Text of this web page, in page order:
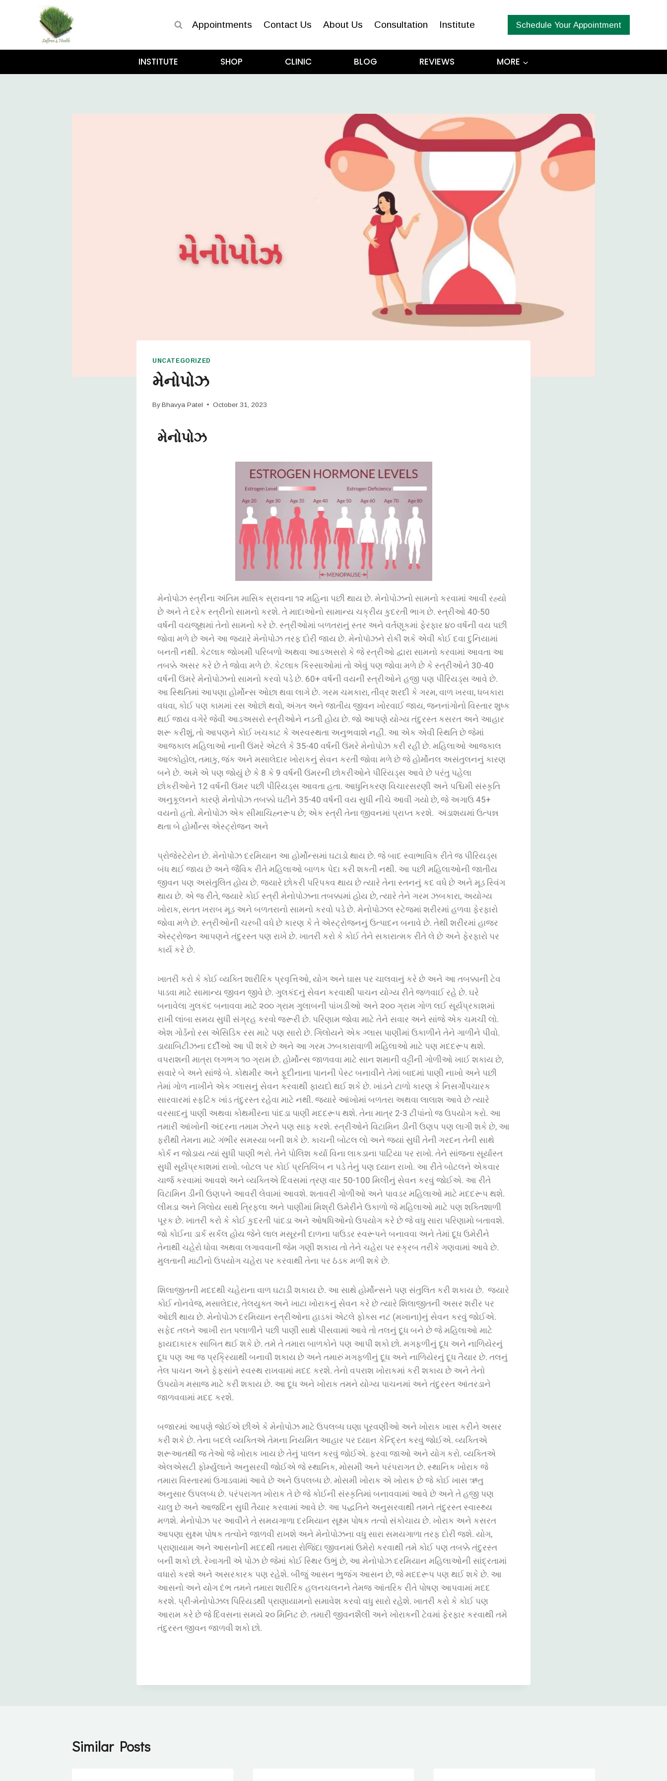
Appointments Contact Us About Us Consultation Institute Schedule Your Appointment
INSTITUTE SHOP CLINIC BLOG REVIEWS MORE
UNCATEGORIZED
મેનોપોઝ
By Bhavya Patel October 31, 2023
મેનોપોઝ
મેનોપોઝ સ્ત્રીના અંતિમ માસિક સ્રાવના ૧૨ મહિના પછી થાય છે. મેનોપોઝનો સામનો કરવામાં આવી રહ્યો
છે અને તે દરેક સ્ત્રીનો સામનો કરશે. તે માદાઓનો સામાન્ય ચક્રીય કુદરતી ભાગ છે. સ્ત્રીઓ 40-50
વર્ષની વયજૂથમાં તેનો સામનો કરે છે. સ્ત્રીઓમાં બળતરાનું સ્તર અને વર્તણૂકમાં ફેરફાર ૪૦ વર્ષની વય પછી
જોવા મળે છે અને આ જ્યારે મેનોપોઝ તરફ દોરી જાય છે. મેનોપૉઝને રોકી શકે એવી કોઈ દવા દુનિયામાં
બનતી નથી. કેટલાક જોખમી પરિબળો અથવા આડઅસરો કે જે સ્ત્રીઓ દ્વારા સામનો કરવામાં આવતા આ
તબક્કે અસર કરે છે તે જોવા મળે છે. કેટલાક કિસ્સાઓમાં તો એવું પણ જોવા મળે છે કે સ્ત્રીઓને 30-40
વર્ષની ઉંમરે મેનોપોઝનો સામનો કરવો પડે છે. 60+ વર્ષની વયની સ્ત્રીઓને હજી પણ પીરિયડ્સ આવે છે.
આ સ્થિતિમાં આપણા હોર્મોન્સ ઓછા થવા લાગે છે. ગરમ ચમકારા, તીવ્ર શરદી કે ગરમ, વાળ ખરવા, ધબકારા
વધવા, કોઈ પણ કામમાં રસ ઓછો થવો, અંગત અને જાતીય જીવન ખોરવાઈ જાય, જનનાંગોનો વિસ્તાર શુષ્ક
થઈ જાય વગેરે જેવી આડઅસરો સ્ત્રીઓને નડતી હોય છે. જો આપણે યોગ્ય તંદુરસ્ત કસરત અને આહાર
શરૂ કરીશું, તો આપણને કોઈ ખચકાટ કે અસ્વસ્થતા અનુભવાશે નહીં. આ એક એવી સ્થિતિ છે જેમાં
આજકાલ મહિલાઓ નાની ઉંમરે એટલે કે 35-40 વર્ષની ઉંમરે મેનોપોઝ કરી રહી છે. મહિલાઓ આજકાલ
આલ્કોહોલ, તમાકુ, જંક અને મસાલેદાર ખોરાકનું સેવન કરતી જોવા મળે છે જે હોર્મોનલ અસંતુલનનું કારણ
બને છે. અમે એ પણ જોયું છે કે 8 કે 9 વર્ષની ઉંમરની છોકરીઓને પીરિયડ્સ આવે છે પરંતુ પહેલા
છોકરીઓને 12 વર્ષની ઉંમર પછી પીરિયડ્સ આવતા હતા. આધુનિકરણ વિચારસરણી અને પશ્ચિમી સંસ્કૃતિ
અનુકૂલનને કારણે મેનોપોઝ તબક્કો ઘટીને 35-40 વર્ષની વય સુધી નીચે આવી ગયો છે, જે અગાઉ 45+
વયનો હતો. મેનોપોઝ એક સીમાચિહ્નરૂપ છે; એક સ્ત્રી તેના જીવનમાં પ્રાપ્ત કરશે. અંડાશયમાં ઉત્પન્ન
થતા બે હોર્મોન્સ એસ્ટ્રોજન અને
પ્રોજેસ્ટેરોન છે. મેનોપોઝ દરમિયાન આ હોર્મોન્સમાં ઘટાડો થાય છે. જે બાદ સ્વાભાવિક રીતે જ પીરિયડ્સ
બંધ થઈ જાય છે અને જૈવિક રીતે મહિલાઓ બાળક પેદા કરી શકતી નથી. આ પછી મહિલાઓની જાતીય
જીવન પણ અસંતુલિત હોય છે. જ્યારે છોકરી પરિપક્વ થાય છે ત્યારે તેના સ્તનનું કદ વધે છે અને મૂડ સ્વિંગ
થાય છે. એ જ રીતે, જ્યારે કોઈ સ્ત્રી મેનોપોઝના તબક્કામાં હોય છે, ત્યારે તેને ગરમ ઝબકારા, અયોગ્ય
ખોરાક, સતત ખરાબ મૂડ અને બળતરાનો સામનો કરવો પડે છે. મેનોપોઝલ સ્ટેજમાં શરીરમાં હળવા ફેરફારો
જોવા મળે છે. સ્ત્રીઓની ચરબી વધે છે કારણ કે તે એસ્ટ્રોજનનું ઉત્પાદન બનાવે છે. તેથી શરીરમાં હાજર
એસ્ટ્રોજન આપણને તંદુરસ્ત પણ રાખે છે. ખાતરી કરો કે કોઈ તેને સકારાત્મક રીતે લે છે અને ફેરફારો પર
કાર્ય કરે છે.
ખાતરી કરો કે કોઈ વ્યક્તિ શારીરિક પ્રવૃત્તિઓ, યોગ અને ઘાસ પર ચાલવાનું કરે છે અને આ તબક્કાની ટેવ
પાડવા માટે સામાન્ય જીવન જીવે છે. ગુલકંદનું સેવન કરવાથી પાચન યોગ્ય રીતે જળવાઈ રહે છે. ઘરે
બનાવેલા ગુલકંદ બનાવવા માટે ૨૦૦ ગ્રામ ગુલાબની પાંખડીઓ અને ૨૦૦ ગ્રામ ગોળ લઈ સૂર્યપ્રકાશમાં
રાખી લાંબા સમય સુધી સંગ્રહ કરવો જરૂરી છે. પરિણામ જોવા માટે તેને સવાર અને સાંજે એક ચમચી લો.
એશ ગોર્ડનો રસ એસિડિક રસ માટે પણ સારો છે. ગિલોયને એક ગ્લાસ પાણીમાં ઉકાળીને તેને ગાળીને પીવો.
ડાયાબિટીઝના દર્દીઓ આ પી શકે છે અને આ ગરમ ઝબકારાવાળી મહિલાઓ માટે પણ મદદરૂપ થશે.
વપરાશની માત્રા લગભગ ૧૦ ગ્રામ છે. હોર્મોન્સ જાળવવા માટે સાન શમાની વટ્ટીની ગોળીઓ ખાઈ શકાય છે,
સવારે બે અને સાંજે બે. કોથમીર અને ફૂદીનાના પાનની પેસ્ટ બનાવીને તેમાં બાદમાં પાણી નાખો અને પછી
તેમાં ગોળ નાખીને એક ગ્લાસનું સેવન કરવાથી ફાયદો થઈ શકે છે. ખાંડને ટાળો કારણ કે નિસર્ગોપચારક
સારવારમાં સ્ફટિક ખાંડ તંદુરસ્ત રહેવા માટે નથી. જ્યારે આંખોમાં બળતરા અથવા લાલાશ આવે છે ત્યારે
વરસાદનું પાણી અથવા કોથમીરના પાંદડા પાણી મદદરૂપ થશે. તેના માત્ર 2-3 ટીપાંનો જ ઉપયોગ કરો. આ
તમારી આંખોની અંદરના તમામ ઝેરને પણ સાફ કરશે. સ્ત્રીઓને વિટામિન ડીની ઉણપ પણ લાગી શકે છે, આ
ફરીથી તેમના માટે ગંભીર સમસ્યા બની શકે છે. કાચની બોટલ લો અને જ્યાં સુધી તેની ગરદન તેની સાથે
કોર્ક ન જોડાય ત્યાં સુધી પાણી ભરો. તેને પોલિશ કર્યા વિના લાકડાના પાટિયા પર રાખો. તેને સાંજના સૂર્યાસ્ત
સુધી સૂર્યપ્રકાશમાં રાખો. બોટલ પર કોઈ પ્રતિબિંબ ન પડે તેનું પણ ધ્યાન રાખો. આ રીતે બોટલને એકવાર
ચાર્જ કરવામાં આવશે અને વ્યક્તિએ દિવસમાં ત્રણ વાર 50-100 મિલીનું સેવન કરવું જોઈએ. આ રીતે
વિટામિન ડીની ઉણપને આવરી લેવામાં આવશે. શતાવરી ગોળીઓ અને પાવડર મહિલાઓ માટે મદદરૂપ થશે.
લીમડા અને ગિલોય સાથે ત્રિફલા અને પાણીમાં મિશ્રી ઉમેરીને ઉકાળો જે મહિલાઓ માટે પણ શક્તિશાળી
પૂરક છે. ખાતરી કરો કે કોઈ કુદરતી પાંદડા અને ઓષધિઓનો ઉપયોગ કરે છે જે વધુ સારા પરિણામો બતાવશે.
જો કોઈના ડાર્ક સર્કલ હોય જેને લાલ મસૂરની દાળના પાઉડર સ્વરૂપને બનાવવા અને તેમાં દૂધ ઉમેરીને
તેનાથી ચહેરો ધોવા અથવા લગાવવાની જેમ ગણી શકાય તો તેને ચહેરા પર સ્ક્રબ તરીકે ગણવામાં આવે છે.
મુલતાની માટીનો ઉપયોગ ચહેરા પર કરવાથી તેના પર ઠંડક મળી શકે છે.
શિલાજીતની મદદથી ચહેરાના વાળ ઘટાડી શકાય છે. આ સાથે હોર્મોન્સને પણ સંતુલિત કરી શકાય છે. જ્યારે
કોઈ નોનવેજ, મસાલેદાર, તેલયુક્ત અને ખાટા ખોરાકનું સેવન કરે છે ત્યારે શિલાજીતની અસર શરીર પર
ઓછી થાય છે. મેનોપોઝ દરમિયાન સ્ત્રીઓના હાડકાં એટલે ફોક્સ નટ (મખાના)નું સેવન કરવું જોઈએ.
સફેદ તલને આખી રાત પલાળીને પછી પાણી સાથે પીસવામાં આવે તો તલનું દૂધ બને છે જે મહિલાઓ માટે
ફાયદાકારક સાબિત થઈ શકે છે. તમે તે તમારા બાળકોને પણ આપી શકો છો. મગફળીનું દૂધ અને નાળિયેરનું
દૂધ પણ આ જ પ્રક્રિયાથી બનાવી શકાય છે અને તમારું મગફળીનું દૂધ અને નાળિયેરનું દૂધ તૈયાર છે. તલનું
તેલ પાચન અને ફેફસાંને સ્વસ્થ રાખવામાં મદદ કરશે. તેનો વપરાશ ખોરાકમાં કરી શકાય છે અને તેનો
ઉપયોગ મસાજ માટે કરી શકાય છે. આ દૂધ અને ખોરાક તમને યોગ્ય પાચનમાં અને તંદુરસ્ત આંતરડાને
જાળવવામાં મદદ કરશે.
બજારમાં આપણે જોઈએ છીએ કે મેનોપોઝ માટે ઉપલબ્ધ ઘણા પૂરવણીઓ અને ખોરાક ખાસ કરીને અસર
કરી શકે છે. તેના બદલે વ્યક્તિએ તેમના નિયમિત આહાર પર ધ્યાન કેન્દ્રિત કરવું જોઈએ. વ્યક્તિએ
શરૂઆતથી જ તેઓ જે ખોરાક ખાય છે તેનું પાલન કરવું જોઈએ. ફરવા જાઓ અને યોગ કરો. વ્યક્તિએ
એલએસટી ફોર્મ્યુલાને અનુસરવી જોઈએ જે સ્થાનિક, મોસમી અને પરંપરાગત છે. સ્થાનિક ખોરાક જે
તમારા વિસ્તારમાં ઉગાડવામાં આવે છે અને ઉપલબ્ધ છે. મોસમી ખોરાક એ ખોરાક છે જે કોઈ ખાસ ઋતુ
અનુસાર ઉપલબ્ધ છે. પરંપરાગત ખોરાક તે છે જે કોઈની સંસ્કૃતિમાં બનાવવામાં આવે છે અને તે હજી પણ
ચાલુ છે અને આજદિન સુધી તૈયાર કરવામાં આવે છે. આ પદ્ધતિને અનુસરવાથી તમને તંદુરસ્ત સ્વાસ્થ્ય
મળશે. મેનોપોઝ પર આવીને તે સમયગાળા દરમિયાન સૂક્ષ્મ પોષક તત્વો સંકોચાય છે. ખોરાક અને કસરત
આપણા સુક્ષ્મ પોષક તત્વોને જાળવી રાખશે અને મેનોપોઝના વધુ સારા સમયગાળા તરફ દોરી જશે. યોગ,
પ્રાણાયામ અને આસનોની મદદથી તમારા રોજિંદા જીવનમાં ઉમેરો કરવાથી તમે કોઈ પણ તબક્કે તંદુરસ્ત
બની શકો છો. રેખાગતી એ પોઝ છે જેમાં કોઈ સ્થિર ઉભું છે, આ મેનોપોઝ દરમિયાન મહિલાઓની સાંદ્રતામાં
વધારો કરશે અને અસરકારક પણ રહેશે. બીજું આસન ભુજંગ આસન છે, જે મદદરૂપ પણ થઈ શકે છે. આ
આસનો અને યોગ દંભ તમને તમારા શારીરિક હલનચલનને તેમજ આંતરિક રીતે પોષણ આપવામાં મદદ
કરશે. પ્રી-મેનોપોઝલ પિરિયડથી પ્રાણાયામનો સમાવેશ કરવો વધુ સારો રહેશે. ખાતરી કરો કે કોઈ પણ
આરામ કરે છે જે દિવસના સમયે ૨૦ મિનિટ છે. તમારી જીવનશૈલી અને ખોરાકની ટેવમાં ફેરફાર કરવાથી તમે
તંદુરસ્ત જીવન જાળવી શકો છો.
Similar Posts